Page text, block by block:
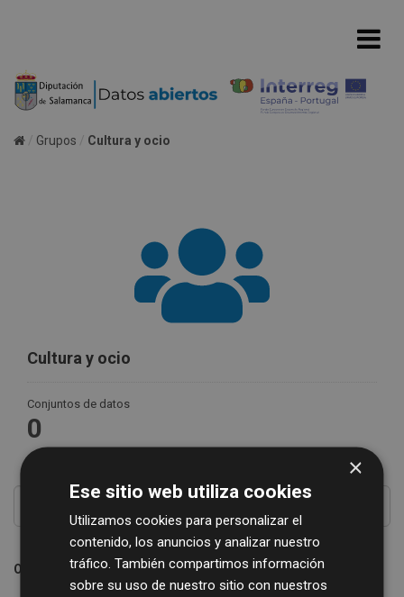
Grupos Cultura y ocio
Cultura y ocio
Conjuntos de datos
0
Ordenar por
×
Ese sitio web utiliza cookies
Utilizamos cookies para personalizar el
contenido, los anuncios y analizar nuestro
tráfico. También compartimos información
sobre su uso de nuestro sitio con nuestros